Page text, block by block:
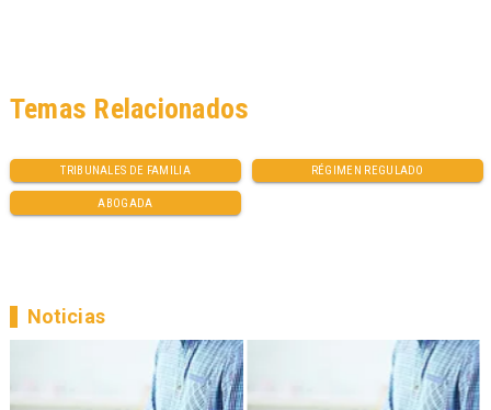
TRIBUNALES DE FAMILIA RÉGIMEN REGULADO
ABOGADA
Temas Relacionados
Noticias